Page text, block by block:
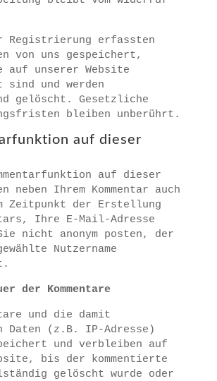
Registrierung erfassten
von uns gespeichert,
auf unserer Website
und werden
gelöscht. Gesetzliche
bleiben unberührt.
auf dieser
auf dieser
neben Ihrem Kommentar auch
Zeitpunkt der Erstellung
Ihre E-Mail-Adresse
nicht anonym posten, der
Nutzername
der Kommentare
und die damit
Daten (z.B. IP-Adresse)
und verbleiben auf
bis der kommentierte
gelöscht wurde oder